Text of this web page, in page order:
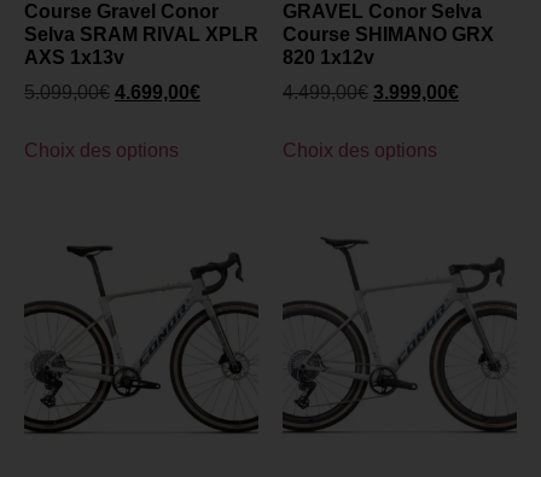
Course Gravel Conor
Selva SRAM RIVAL XPLR
AXS 1x13v
5.099,00€ 4.699,00€
Choix des options
GRAVEL Conor Selva
Course SHIMANO GRX
820 1x12v
4.499,00€ 3.999,00€
Choix des options